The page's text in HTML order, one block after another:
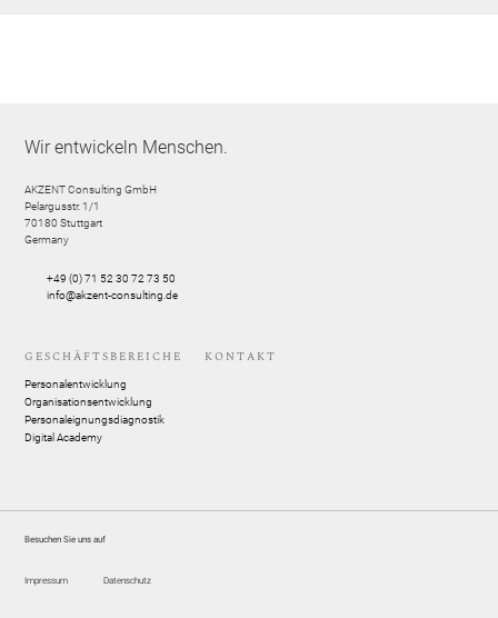
Wir entwickeln Menschen.
AKZENT Consulting GmbH
Pelargusstr. 1/1
70180 Stuttgart
Germany
+49 (0) 71 52 30 72 73 50
info@akzent-consulting.de
GESCHÄFTSBEREICHE
Personalentwicklung
Organisationsentwicklung
Personaleignungsdiagnostik
Digital Academy
KONTAKT
Besuchen Sie uns auf
Impressum Datenschutz